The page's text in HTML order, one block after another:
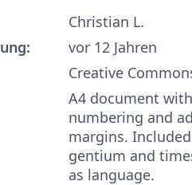
Christian L.
vor 12 Jahren
Creative
A4 document
numbering and
margins.
gentium and
as language.